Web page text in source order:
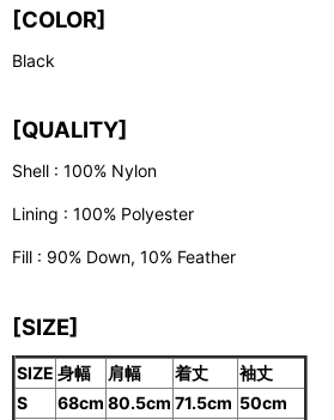
[COLOR]
Black
[QUALITY]
Shell : 100% Nylon
Lining : 100% Polyester
Fill : 90% Down, 10% Feather
[SIZE]
SIZE 身幅 肩幅 着丈
袖丈
S
68cm 80.5cm 71.5cm 50cm